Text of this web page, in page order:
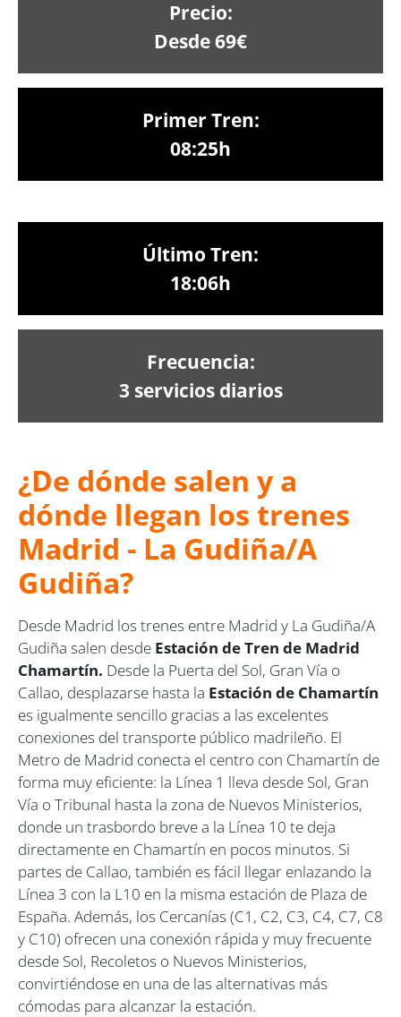
Precio:
Desde 69€
Primer Tren:
08:25h
Último Tren:
18:06h
Frecuencia:
3 servicios diarios
¿De dónde salen y a
dónde llegan los trenes
Madrid - La Gudiña/A
Gudiña?
Desde Madrid los trenes entre Madrid y La Gudiña/A
Gudiña salen desde Estación de Tren de Madrid
Chamartín. Desde la Puerta del Sol, Gran Vía o
Callao, desplazarse hasta la Estación de Chamartín
es igualmente sencillo gracias a las excelentes
conexiones del transporte público madrileño. El
Metro de Madrid conecta el centro con Chamartín de
forma muy eficiente: la Línea 1 lleva desde Sol, Gran
Vía o Tribunal hasta la zona de Nuevos Ministerios,
donde un trasbordo breve a la Línea 10 te deja
directamente en Chamartín en pocos minutos. Si
partes de Callao, también es fácil llegar enlazando la
Línea 3 con la L10 en la misma estación de Plaza de
España. Además, los Cercanías (C1, C2, C3, C4, C7, C8
y C10) ofrecen una conexión rápida y muy frecuente
desde Sol, Recoletos o Nuevos Ministerios,
convirtiéndose en una de las alternativas más
cómodas para alcanzar la estación.